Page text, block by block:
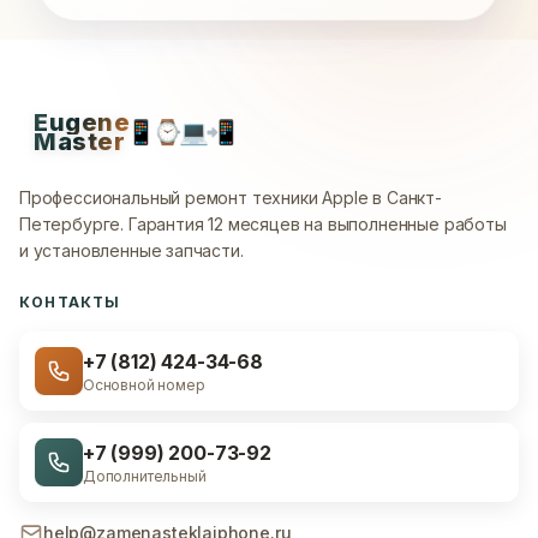
Eugene
Master📱 ⌚💻📲
Профессиональный ремонт техники Apple в Санкт-
Петербурге. Гарантия 12 месяцев на выполненные работы
и установленные запчасти.
КОНТАКТЫ
+7 (812) 424-34-68
Основной номер
+7 (999) 200-73-92
Дополнительный
help@zamenasteklaiphone.ru